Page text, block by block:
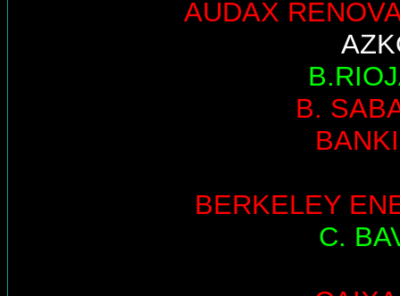
AUDAX
B.
BERKELEY
C.